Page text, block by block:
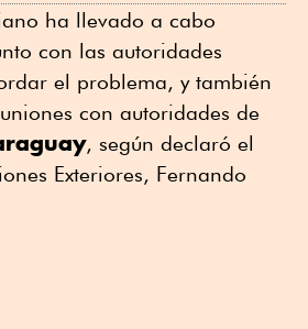
ha llevado a cabo
con las ⁠autoridades
el problema, y también
con autoridades de
, según declaró el
Exteriores, Fernando